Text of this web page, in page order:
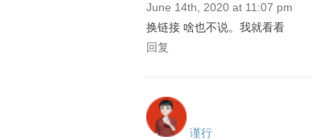
June 14th, 2020 at 11:07 pm
换链接 啥也不说。我就看看
回复
谨行